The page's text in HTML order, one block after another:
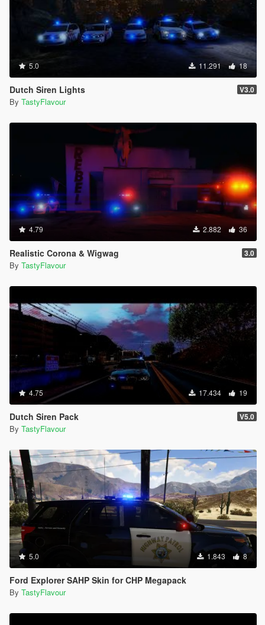
5.0 11.291 18
Dutch Siren Lights V3.0
By TastyFlavour
4.79 2.882 36
Realistic Corona & Wigwag 3.0
By TastyFlavour
4.75 17.434 19
Dutch Siren Pack V5.0
By TastyFlavour
5.0 1.843 8
Ford Explorer SAHP Skin for CHP Megapack
By TastyFlavour